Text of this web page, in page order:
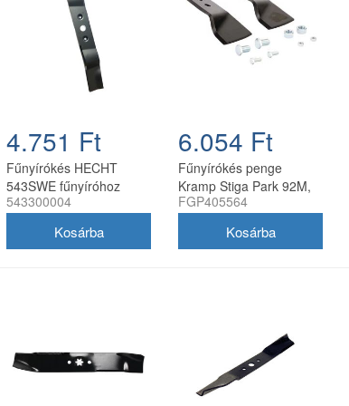
4.751 Ft
Fűnyírókés HECHT
543SWE fűnyíróhoz
2020-21
543300004
6.054 Ft
Fűnyírókés penge
Kramp Stiga Park 92M,
107M, Villa 92M, 107M
FGP405564